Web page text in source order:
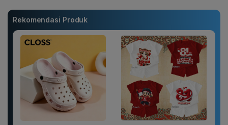
Rekomendasi Produk